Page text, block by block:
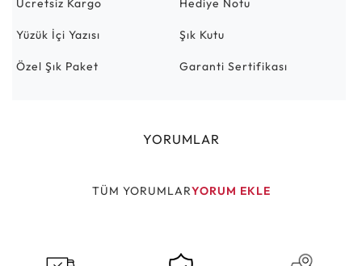
Yüzük İçi Yazısı Şık Kutu
Özel Şık Paket Garanti Sertifikası
YORUMLAR
TÜM YORUMLARYORUM EKLE